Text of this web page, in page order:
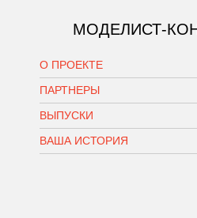
МОДЕЛИСТ-
О ПРОЕКТЕ
ПАРТНЕРЫ
ВЫПУСКИ
ВАША ИСТОРИЯ